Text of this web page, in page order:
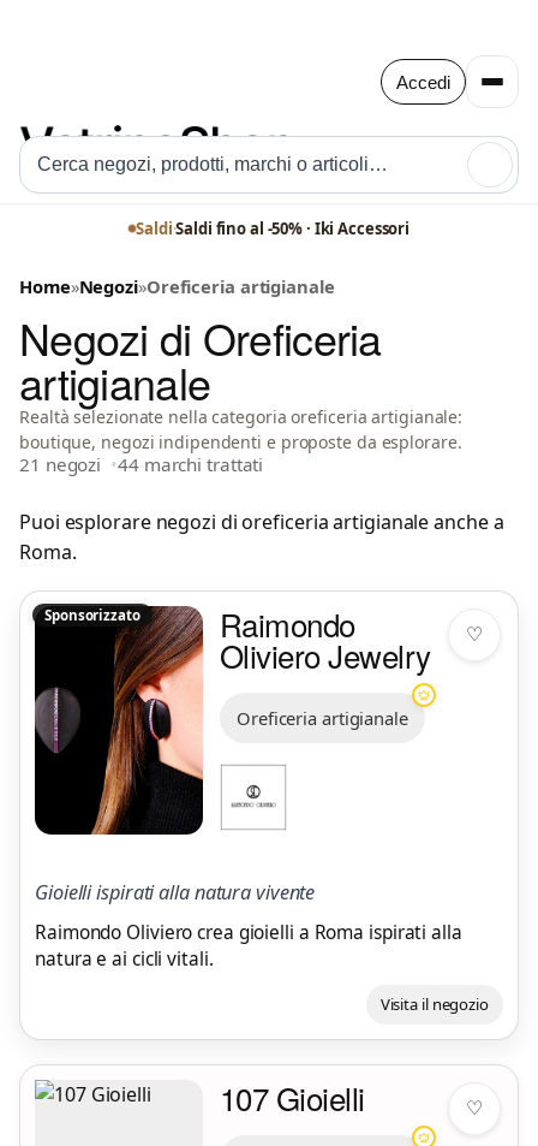
Accedi
Saldi·Saldi fino al -50% · Iki Accessori
Home»Negozi»Oreficeria artigianale
Negozi di Oreficeria
artigianale
Realtà selezionate nella categoria oreficeria artigianale:
boutique, negozi indipendenti e proposte da esplorare.
21 negozi 44 marchi trattati
Puoi esplorare negozi di oreficeria artigianale anche a
Roma.
Sponsorizzato
♡
Raimondo
Oliviero Jewelry
Oreficeria artigianale
Gioielli ispirati alla natura vivente
Raimondo Oliviero crea gioielli a Roma ispirati alla
natura e ai cicli vitali.
Visita il negozio
♡
107 Gioielli